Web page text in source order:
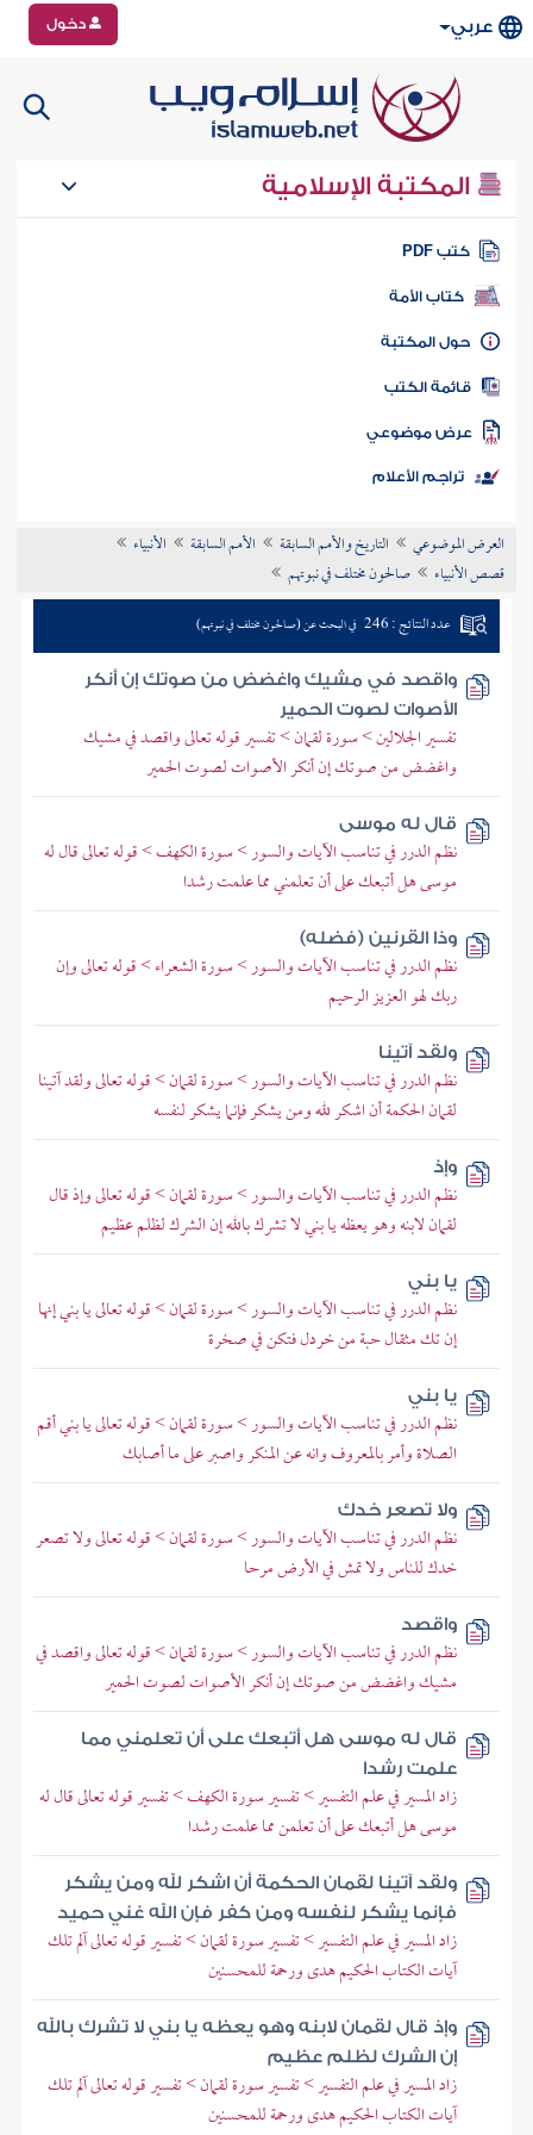
عربي دخول
المكتبة الإسلامية
كتب PDF
كتاب الأمة
المكتبة
الكتب
موضوعي
تراجم الأعلام
العرض الموضوعي التاريخ والأمم السابقة الأمم السابقة
الأنبياء
قصص الأنبياء
صالحون مختلف في نبوتهم
عدد النتائج : 246 في البحث عن (صالحون مختلف في نبوتهم)
واقصد في مشيك واغضض من صوتك إن أنكر
الأصوات لصوت الحمير
تفسير الجلالين > سورة لقمان > تفسير قوله تعالى واقصد في مشيك
واغضض من صوتك إن أنكر الأصوات لصوت الحمير
قال له موسى
نظم الدرر في تناسب الآيات والسور > سورة الكهف > قوله تعالى قال له
موسى هل أتبعك على أن تعلمني مما علمت رشدا
وذا القرنين (فضله)
نظم الدرر في تناسب الآيات والسور > سورة الشعراء > قوله تعالى وإن
ربك لهو العزيز الرحيم
ولقد آتينا
نظم الدرر في تناسب الآيات والسور > سورة لقمان > قوله تعالى ولقد آتينا
لقمان الحكمة أن اشكر لله ومن يشكر فإنما يشكر لنفسه
وإذ
نظم الدرر في تناسب الآيات والسور > سورة لقمان > قوله تعالى وإذ قال
لقمان لابنه وهو يعظه يا بني لا تشرك بالله إن الشرك لظلم عظيم
يا بني
نظم الدرر في تناسب الآيات والسور > سورة لقمان > قوله تعالى يا بني إنها
إن تك مثقال حبة من خردل فتكن في صخرة
يا بني
نظم الدرر في تناسب الآيات والسور > سورة لقمان > قوله تعالى يا بني أقم
الصلاة وأمر بالمعروف وانه عن المنكر واصبر على ما أصابك
ولا تصعر خدك
نظم الدرر في تناسب الآيات والسور > سورة لقمان > قوله تعالى ولا تصعر
خدك للناس ولا تمش في الأرض مرحا
واقصد
نظم الدرر في تناسب الآيات والسور > سورة لقمان > قوله تعالى واقصد في
مشيك واغضض من صوتك إن أنكر الأصوات لصوت الحمير
قال له موسى هل أتبعك على أن تعلمني مما
علمت رشدا
زاد المسير في علم التفسير > تفسير سورة الكهف > تفسير قوله تعالى قال له
موسى هل أتبعك على أن تعلمن مما علمت رشدا
ولقد آتينا لقمان الحكمة أن اشكر لله ومن يشكر
فإنما يشكر لنفسه ومن كفر فإن الله غني حميد
زاد المسير في علم التفسير > تفسير سورة لقمان > تفسير قوله تعالى آلم تلك
آيات الكتاب الحكيم هدى ورحمة للمحسنين
وإذ قال لقمان لابنه وهو يعظه يا بني لا تشرك بالله
إن الشرك لظلم عظيم
زاد المسير في علم التفسير > تفسير سورة لقمان > تفسير قوله تعالى آلم تلك
آيات الكتاب الحكيم هدى ورحمة للمحسنين